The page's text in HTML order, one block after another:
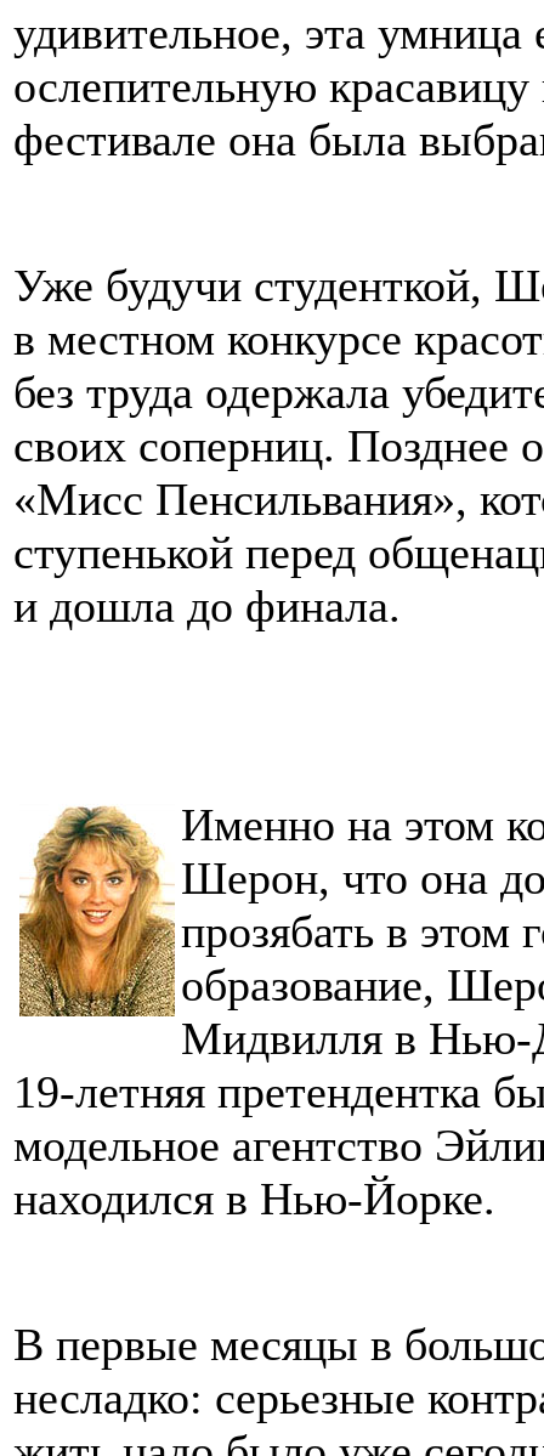
удивительное, эта
ослепительную
фестивале она была
Уже будучи студенткой,
в местном конкурсе
без труда одержала
своих соперниц. Позднее
«Мисс Пенсильвания»,
ступенькой перед
и дошла до финала.
Именно на этом
Шерон, что она
прозябать в этом
образование,
Мидвилля в Нью-
19-летняя претендентка
модельное агентство
находился в Нью-Йорке.
В первые месяцы в
несладко: серьезные